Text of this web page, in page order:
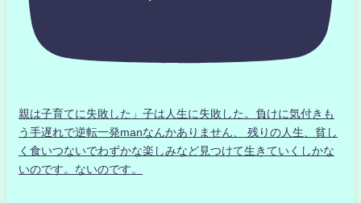
親は子育てに失敗した」子は人生に失敗した。負けに気付きも
う手遅れで逆転一発manなんかありません、 残りの人生、貧し
く食いつないでわずかな楽しみなど見つけて生きていくしかな
いのです。ないのです。